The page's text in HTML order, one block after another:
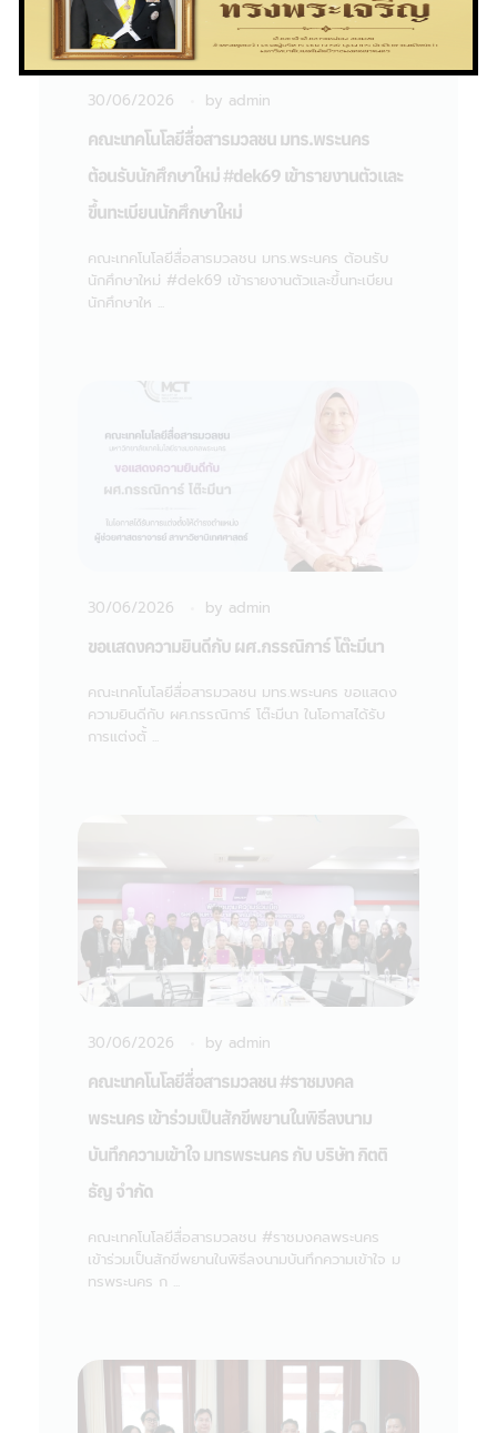
30/06/2026 by admin
คณะเทคโนโลยีสื่อสารมวลชน มทร.พระนคร
ต้อนรับนักศึกษาใหม่ #dek69 เข้ารายงานตัวและ
ขึ้นทะเบียนนักศึกษาใหม่
คณะเทคโนโลยีสื่อสารมวลชน มทร.พระนคร ต้อนรับ
นักศึกษาใหม่ #dek69 เข้ารายงานตัวและขึ้นทะเบียน
นักศึกษาให ...
30/06/2026 by admin
ขอแสดงความยินดีกับ ผศ.กรรณิการ์ โต๊ะมีนา
คณะเทคโนโลยีสื่อสารมวลชน มทร.พระนคร ขอแสดง
ความยินดีกับ ผศ.กรรณิการ์ โต๊ะมีนา ในโอกาสได้รับ
การแต่งตั้ ...
30/06/2026 by admin
คณะเทคโนโลยีสื่อสารมวลชน #ราชมงคล
พระนคร เข้าร่วมเป็นสักขีพยานในพิธีลงนาม
บันทึกความเข้าใจ มทรพระนคร กับ บริษัท กิตติ
ธัญ จำกัด
คณะเทคโนโลยีสื่อสารมวลชน #ราชมงคลพระนคร
เข้าร่วมเป็นสักขีพยานในพิธีลงนามบันทึกความเข้าใจ ม
ทรพระนคร ก ...